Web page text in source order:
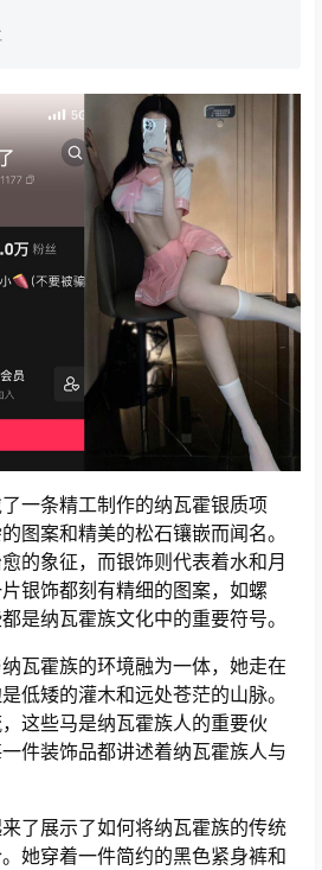
一条精工制作的纳瓦霍银质项
图案和精美的松石镶嵌而闻名。
的象征，而银饰则代表着水和月
银饰都刻有精细的图案，如螺
是纳瓦霍族文化中的重要符号。
瓦霍族的环境融为一体，她走在
低矮的灌木和远处苍茫的山脉。
这些马是纳瓦霍族人的重要伙
件装饰品都讲述着纳瓦霍族人与
了展示了如何将纳瓦霍族的传统
她穿着一件简约的黑色紧身裤和